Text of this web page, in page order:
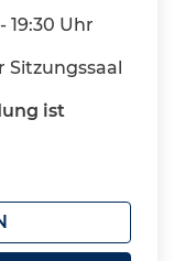
19:30 Uhr
Sitzungssaal
ist